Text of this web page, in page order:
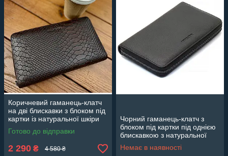
Коричневий гаманець-клатч
на дві блискавки з блоком під
картки із натуральної шкіри
Marco Coverna MC086-5901С
Готово до відправки
2 290 ₴ 4 580 ₴
Чорний гаманець-клатч з
блоком під картки під однією
блискавкою з натуральної
шкіри Marco Coverna
МС-5901Q
Немає в наявності